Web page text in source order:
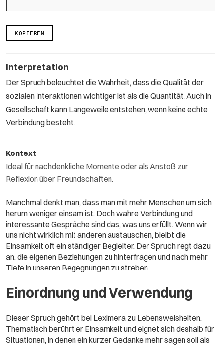
KOPIEREN
Interpretation
Der Spruch beleuchtet die Wahrheit, dass die Qualität der
sozialen Interaktionen wichtiger ist als die Quantität. Auch in
Gesellschaft kann Langeweile entstehen, wenn keine echte
Verbindung besteht.
Kontext
Ideal für nachdenkliche Momente oder als Anstoß zur
Reflexion über Freundschaften.
Manchmal denkt man, dass man mit mehr Menschen um sich
herum weniger einsam ist. Doch wahre Verbindung und
interessante Gespräche sind das, was uns erfüllt. Wenn wir
uns nicht wirklich mit anderen austauschen, bleibt die
Einsamkeit oft ein ständiger Begleiter. Der Spruch regt dazu
an, die eigenen Beziehungen zu hinterfragen und nach mehr
Tiefe in unseren Begegnungen zu streben.
Einordnung und Verwendung
Dieser Spruch gehört bei Leximera zu Lebensweisheiten.
Thematisch berührt er Einsamkeit und eignet sich deshalb für
Situationen, in denen ein kurzer Gedanke mehr sagen soll als